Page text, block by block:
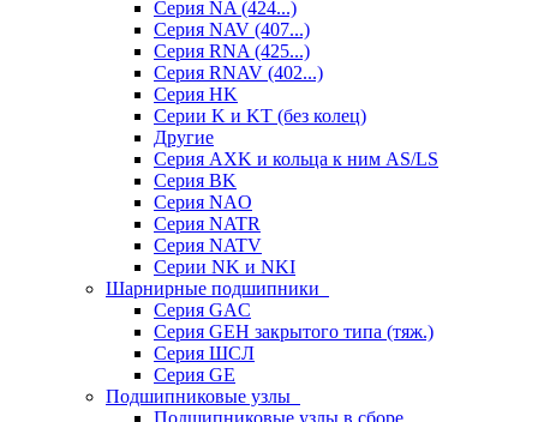
Серия NA (424...)
Серия NAV (407...)
Серия RNA (425...)
Серия RNAV (402...)
Серия HK
Серии K и KT (без колец)
Другие
Серия AXK и кольца к ним AS/LS
Серия BK
Серия NAO
Серия NATR
Серия NATV
Серии NK и NKI
Шарнирные подшипники
Серия GAC
Серия GEH закрытого типа (тяж.)
Серия ШСЛ
Серия GE
Подшипниковые узлы
Подшипниковые узлы в сборе